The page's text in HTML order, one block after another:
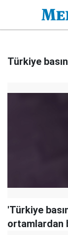
Türkiye
'Türkiye
ortamlardan